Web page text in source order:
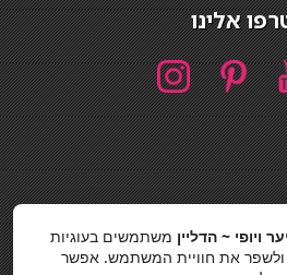
אלינו
חיפוש
חיפושויופי ~ הדליין משתמשים בעוגיות
את חוויית המשתמש. אפשר